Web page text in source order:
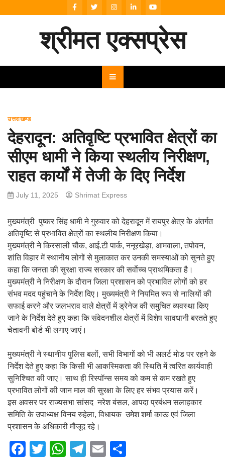
to
श्रीमत एक्सप्रेस
उत्तराखण्ड
देहरादून: अतिवृष्टि प्रभावित क्षेत्रों का
सीएम धामी ने किया स्थलीय निरीक्षण,
राहत कार्यों में तेजी के दिए निर्देश
July 11, 2025 Shrimat Express
मुख्यमंत्री पुष्कर सिंह धामी ने गुरुवार को देहरादून में रायपुर क्षेत्र के अंतर्गत
अतिवृष्टि से प्रभावित क्षेत्रों का स्थलीय निरीक्षण किया।
मुख्यमंत्री ने किरसाली चौक, आई.टी पार्क, ननूरखेड़ा, आमवाला, तपोवन,
शांति विहार में स्थानीय लोगों से मुलाकात कर उनकी समस्याओं को सुनते हुए
कहा कि जनता की सुरक्षा राज्य सरकार की सर्वाेच्च प्राथमिकता है।
मुख्यमंत्री ने निरीक्षण के दौरान जिला प्रशासन को प्रभावित लोगों को हर
संभव मदद पहुंचाने के निर्देश दिए। मुख्यमंत्री ने नियमित रूप से नालियों की
सफाई करने और जलभराव वाले क्षेत्रों में ड्रेनेज की समुचित व्यवस्था किए
जाने के निर्देश देते हुए कहा कि संवेदनशील क्षेत्रों में विशेष सावधानी बरतते हुए
चेतावनी बोर्ड भी लगाए जाएं।
मुख्यमंत्री ने स्थानीय पुलिस बलों, सभी विभागों को भी अलर्ट मोड पर रहने के
निर्देश देते हुए कहा कि किसी भी आकस्मिकता की स्थिति में त्वरित कार्यवाही
सुनिश्चित की जाए। साथ ही रिस्पॉन्स समय को कम से कम रखते हुए
प्रभावित लोगों की जान माल की सुरक्षा के लिए हर संभव प्रयास करें।
इस अवसर पर राज्यसभा सांसद नरेश बंसल, आपदा प्रबंधन सलाहकार
समिति के उपाध्यक्ष विनय रुहेला, विधायक उमेश शर्मा काऊ एवं जिला
प्रशासन के अधिकारी मौजूद रहे।
F
T
W
T
E